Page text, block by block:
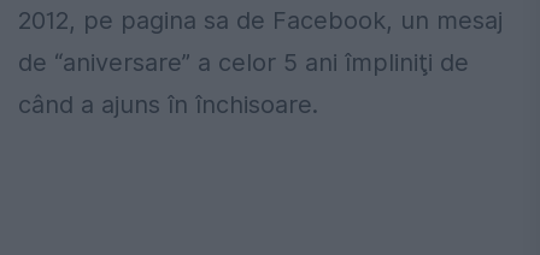
2012, pe pagina sa de Facebook, un mesaj
de “aniversare” a celor 5 ani împliniţi de
când a ajuns în închisoare.